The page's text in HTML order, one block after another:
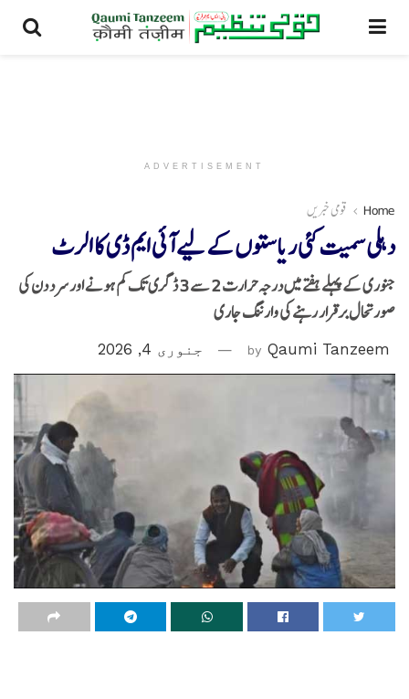
ADVERTISEMENT
Home قومی خبریں
دہلی سمیت کئی ریاستوں کے لیے آئی ایم ڈی کا الرٹ
جنوری کے پہلے ہفتے میں درجہ حرارت 2 سے 3 ڈگری تک کم ہونے اور سرد دن کی
صورتحال برقرار رہنے کی وارننگ جاری
by Qaumi Tanzeem جنوری 4, 2026